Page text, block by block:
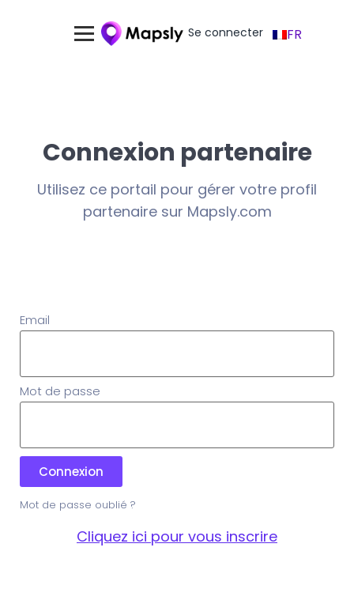
Se connecter FR
Connexion partenaire
Utilisez ce portail pour gérer votre profil
partenaire sur Mapsly.com
Email
Mot de passe
Connexion
Mot de passe oublié ?
Cliquez ici pour vous inscrire